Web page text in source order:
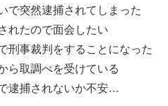
で突然逮捕されてしまった
れたので面会したい
刑事裁判をすることになった
ら取調べを受けている
逮捕されないか不安…